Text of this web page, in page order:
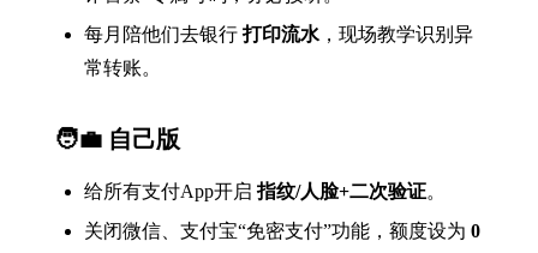
每月陪他们去银行打印流水 ，现场教学识别异
常转账。
🧑‍💼 自己版
给所有支付App开启指纹/人脸+二次验证。
关闭微信、支付宝“免密支付”功能，额度设为 0